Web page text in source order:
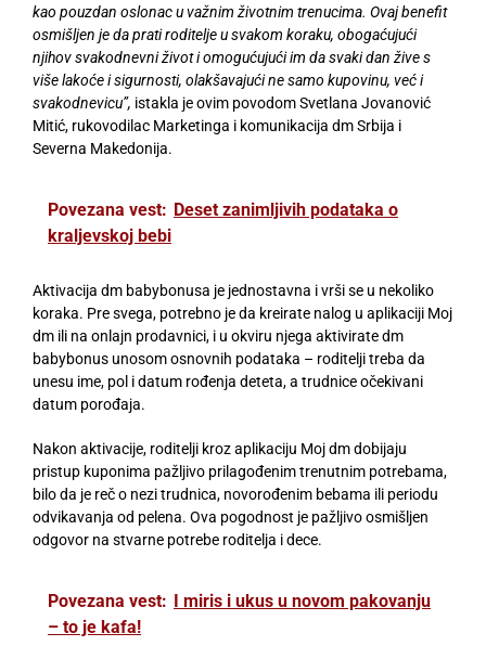
kao pouzdan oslonac u važnim životnim trenucima. Ovaj benefit
osmišljen je da prati roditelje u svakom koraku, obogaćujući
njihov svakodnevni život i omogućujući im da svaki dan žive s
više lakoće i sigurnosti, olakšavajući ne samo kupovinu, već i
svakodnevicu”, istakla je ovim povodom Svetlana Jovanović
Mitić, rukovodilac Marketinga i komunikacija dm Srbija i
Severna Makedonija.
Povezana vest: Deset zanimljivih podataka o
kraljevskoj bebi
Aktivacija dm babybonusa je jednostavna i vrši se u nekoliko
koraka. Pre svega, potrebno je da kreirate nalog u aplikaciji Moj
dm ili na onlajn prodavnici, i u okviru njega aktivirate dm
babybonus unosom osnovnih podataka – roditelji treba da
unesu ime, pol i datum rođenja deteta, a trudnice očekivani
datum porođaja.
Nakon aktivacije, roditelji kroz aplikaciju Moj dm dobijaju
pristup kuponima pažljivo prilagođenim trenutnim potrebama,
bilo da je reč o nezi trudnica, novorođenim bebama ili periodu
odvikavanja od pelena. Ova pogodnost je pažljivo osmišljen
odgovor na stvarne potrebe roditelja i dece.
Povezana vest:
I miris i ukus u novom pakovanju
– to je kafa!